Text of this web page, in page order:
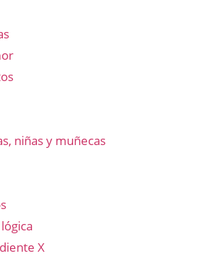
niñas y muñecas
X